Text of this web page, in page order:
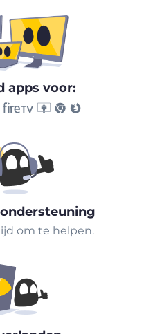
apps voor:
om te helpen.